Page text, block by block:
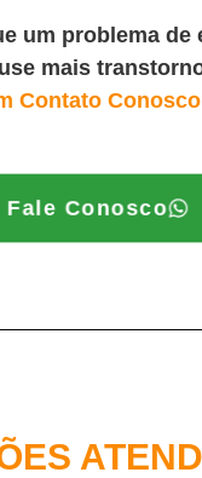
um problema de
mais
Contato
Fale Conosco